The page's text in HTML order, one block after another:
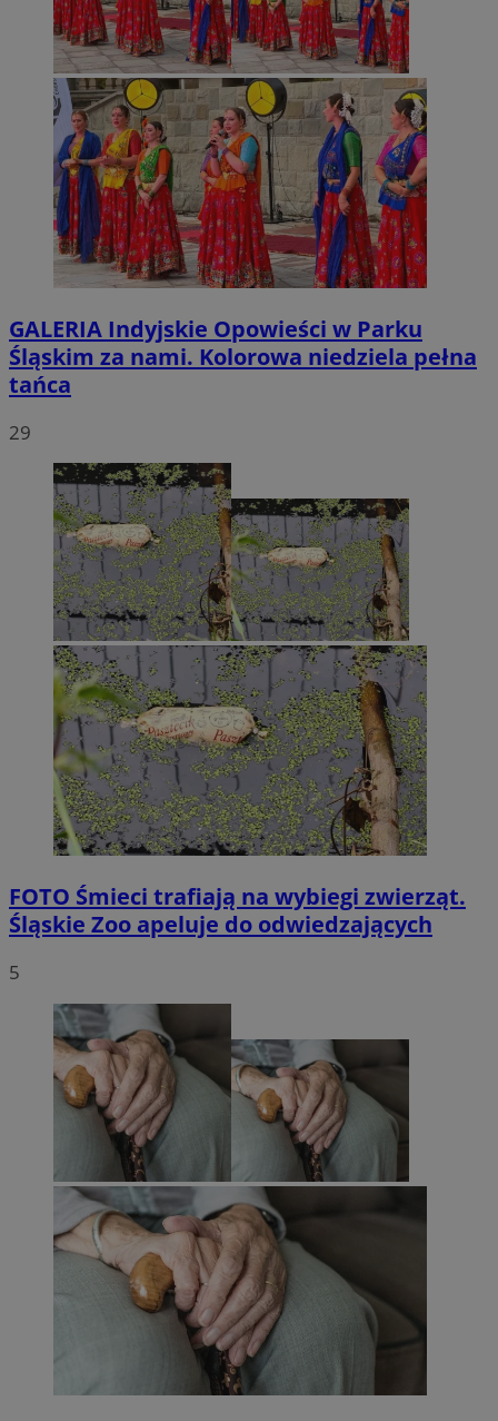
GALERIA Indyjskie Opowieści w Parku
Śląskim za nami. Kolorowa niedziela pełna
tańca
29
FOTO Śmieci trafiają na wybiegi zwierząt.
Śląskie Zoo apeluje do odwiedzających
5